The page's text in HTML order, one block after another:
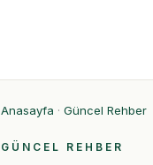
Anasayfa · Güncel Rehber
GÜNCEL REHBER